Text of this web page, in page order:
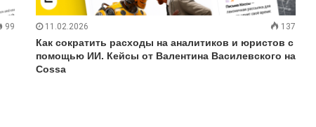
99 11.02.2026 137
Как сократить расходы на аналитиков и юристов с
помощью ИИ. Кейсы от Валентина Василевского на
Cossa